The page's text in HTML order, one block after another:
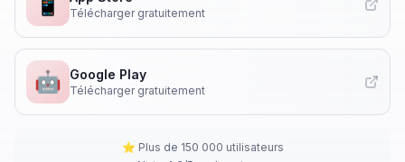
Télécharger gratuitement
🤖 Google Play
Télécharger gratuitement
⭐ Plus de 150 000 utilisateurs